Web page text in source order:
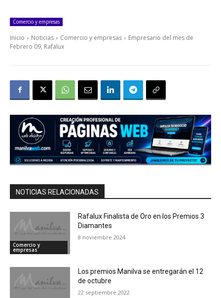
Comercio y empresas
Inicio Noticias Comercio y empresas
Empresario del mes de
Febrero 09, Rafalux
NOTICIAS RELACIONADAS
Comercio y
empresas
Rafalux Finalista de Oro en los Premios 3
Diamantes
8 noviembre 2024
Los premios Manilva se entregarán el 12
de octubre
22 septiembre 2022